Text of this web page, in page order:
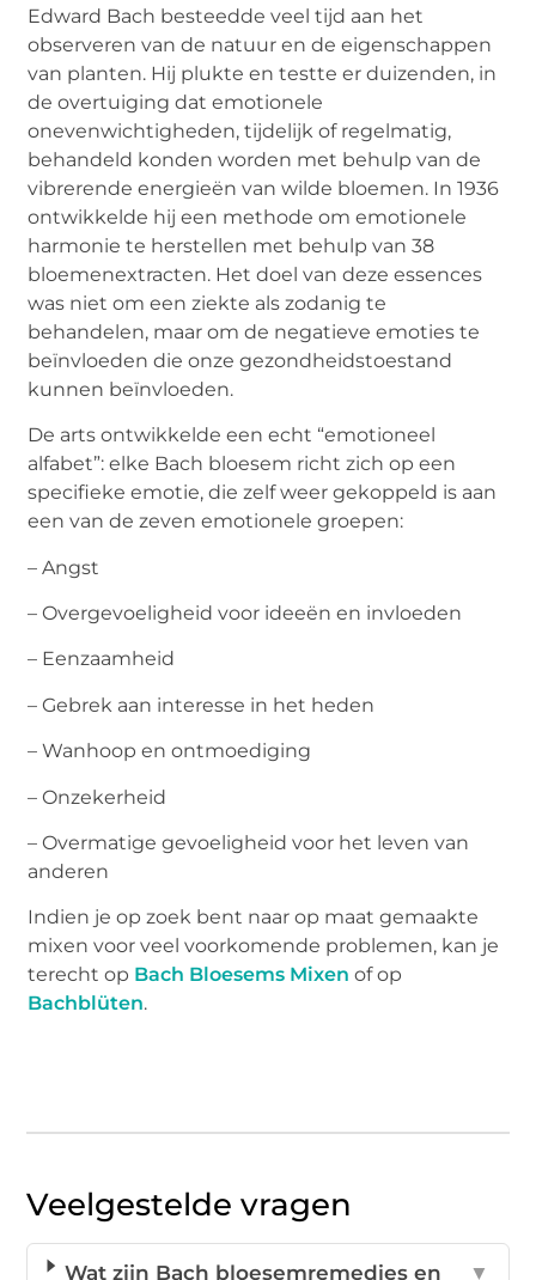
Edward Bach besteedde veel tijd aan het
observeren van de natuur en de eigenschappen
van planten. Hij plukte en testte er duizenden, in
de overtuiging dat emotionele
onevenwichtigheden, tijdelijk of regelmatig,
behandeld konden worden met behulp van de
vibrerende energieën van wilde bloemen. In 1936
ontwikkelde hij een methode om emotionele
harmonie te herstellen met behulp van 38
bloemenextracten. Het doel van deze essences
was niet om een ziekte als zodanig te
behandelen, maar om de negatieve emoties te
beïnvloeden die onze gezondheidstoestand
kunnen beïnvloeden.
De arts ontwikkelde een echt “emotioneel
alfabet”: elke Bach bloesem richt zich op een
specifieke emotie, die zelf weer gekoppeld is aan
een van de zeven emotionele groepen:
– Angst
– Overgevoeligheid voor ideeën en invloeden
– Eenzaamheid
– Gebrek aan interesse in het heden
– Wanhoop en ontmoediging
– Onzekerheid
– Overmatige gevoeligheid voor het leven van
anderen
Indien je op zoek bent naar op maat gemaakte
mixen voor veel voorkomende problemen, kan je
terecht op Bach Bloesems Mixen of op
Bachblüten.
Veelgestelde vragen
Wat zijn Bach bloesemremedies en ▼